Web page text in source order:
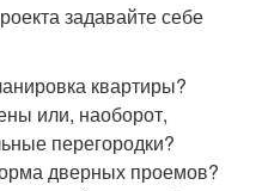
задавайте себе
квартиры?
или, наоборот,
перегородки?
дверных проемов?